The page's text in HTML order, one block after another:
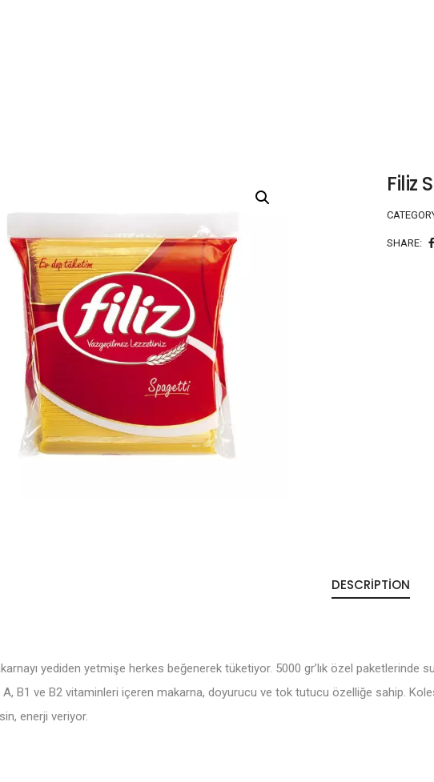
Filiz
SHARE:
DESCRIPTION
yediden yetmişe herkes beğenerek tüketiyor. 5000 gr’lık özel paketlerinde
A, B1 ve B2 vitaminleri içeren makarna, doyurucu ve tok tutucu özelliğe sahip.
enerji veriyor.